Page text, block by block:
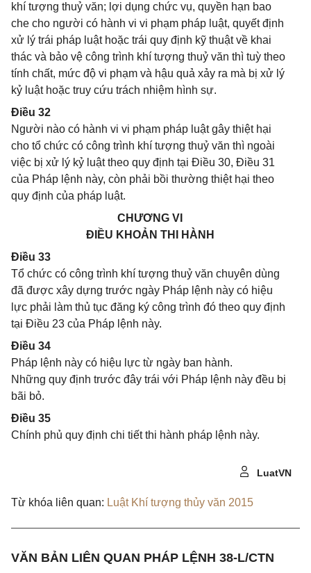
khí tượng thuỷ văn; lợi dụng chức vụ, quyền hạn bao
che cho người có hành vi vi phạm pháp luật, quyết định
xử lý trái pháp luật hoặc trái quy định kỹ thuật về khai
thác và bảo vệ công trình khí tượng thuỷ văn thì tuỳ theo
tính chất, mức độ vi phạm và hậu quả xảy ra mà bị xử lý
kỷ luật hoặc truy cứu trách nhiệm hình sự.
Điều 32
Người nào có hành vi vi phạm pháp luật gây thiệt hại
cho tổ chức có công trình khí tượng thuỷ văn thì ngoài
việc bị xử lý kỷ luật theo quy định tại Điều 30, Điều 31
của Pháp lệnh này, còn phải bồi thường thiệt hại theo
quy định của pháp luật.
CHƯƠNG VI
ĐIỀU KHOẢN THI HÀNH
Điều 33
Tổ chức có công trình khí tượng thuỷ văn chuyên dùng
đã được xây dựng trước ngày Pháp lệnh này có hiệu
lực phải làm thủ tục đăng ký công trình đó theo quy định
tại Điều 23 của Pháp lệnh này.
Điều 34
Pháp lệnh này có hiệu lực từ ngày ban hành.
Những quy định trước đây trái với Pháp lệnh này đều bị
bãi bỏ.
Điều 35
Chính phủ quy định chi tiết thi hành pháp lệnh này.
LuatVN
Từ khóa liên quan: Luật Khí tượng thủy văn 2015
VĂN BẢN LIÊN QUAN PHÁP LỆNH 38-L/CTN